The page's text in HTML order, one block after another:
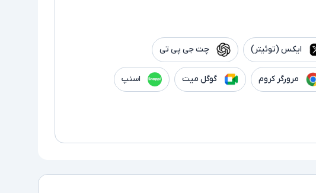
ایکس (توئیتر) چت جی پی تی
مرورگر کروم گوگل میت اسنپ